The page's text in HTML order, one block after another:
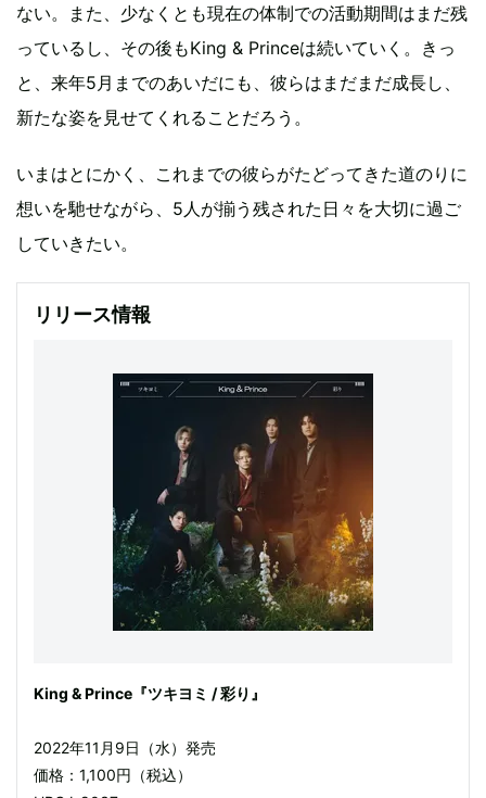
ない。また、少なくとも現在の体制での活動期間はまだ残
っているし、その後もKing & Princeは続いていく。きっ
と、来年5月までのあいだにも、彼らはまだまだ成長し、
新たな姿を見せてくれることだろう。
いまはとにかく、これまでの彼らがたどってきた道のりに
想いを馳せながら、5人が揃う残された日々を大切に過ご
していきたい。
リリース情報
King & Prince『ツキヨミ / 彩り』
2022年11月9日（水）発売
価格：1,100円（税込）